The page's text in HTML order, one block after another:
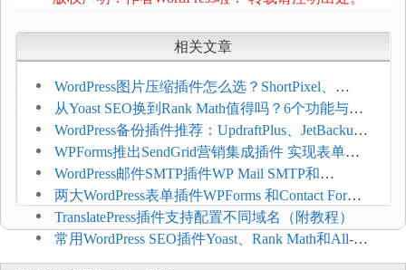
相关文章
WordPress图片压缩插件怎么选？ShortPixel、
Imagify、Smush和EWWW全面对比
从Yoast SEO换到Rank Math值得吗？6个功能与切
换前检查清单
WordPress备份插件推荐：UpdraftPlus、JetBackup
和主机自动备份等方案
WPForms推出SendGrid营销集成插件 实现表单联
系人自动同步
WordPress邮件SMTP插件WP Mail SMTP和
FluentSMT对比评测
两大WordPress表单插件WPForms 和Contact Form 7
哪个好
TranslatePress插件支持配置不同域名（附教程）
常用WordPress SEO插件Yoast、Rank Math和All-in-
One SEO对比分析